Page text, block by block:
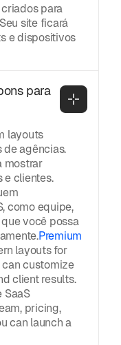
para
site ficará
e dispositivos
para
layouts
de agências.
mostrar
e clientes.
como equipe,
você possa
Premium
layouts for
can customize
client results.
SaaS
pricing,
can launch a